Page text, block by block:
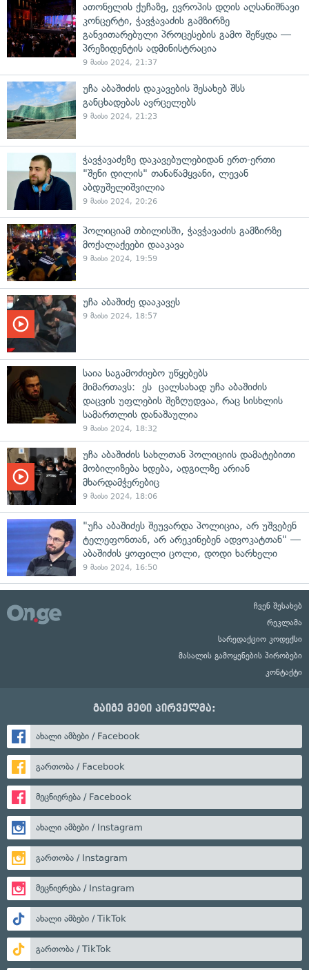
ათონელის ქუჩაზე, ევროპის დღის აღსანიშნავი
კონცერტი, ჭავჭავაძის გამზირზე
განვითარებული პროცესების გამო შეწყდა —
პრეზიდენტის ადმინისტრაცია
9 მაისი 2024, 21:37
უჩა აბაშიძის დაკავების შესახებ შსს
განცხადებას ავრცელებს
9 მაისი 2024, 21:23
ჭავჭავაძეზე დაკავებულებიდან ერთ-ერთი
"შენი დილის" თანაწამყვანი, ლევან
აბდუშელიშვილია
9 მაისი 2024, 20:26
პოლიციამ თბილისში, ჭავჭავაძის გამზირზე
მოქალაქეები დააკავა
9 მაისი 2024, 19:59
უჩა აბაშიძე დააკავეს
9 მაისი 2024, 18:57
საია საგამოძიებო უწყებებს
მიმართავს: ეს ცალსახად უჩა აბაშიძის
დაცვის უფლების შეზღუდვაა, რაც სისხლის
სამართლის დანაშაულია
9 მაისი 2024, 18:32
უჩა აბაშიძის სახლთან პოლიციის დამატებითი
მობილიზება ხდება, ადგილზე არიან
მხარდამჭერებიც
9 მაისი 2024, 18:06
"უჩა აბაშიძეს შეუვარდა პოლიცია, არ უშვებენ
ტელეფონთან, არ არეკინებენ ადვოკატთან" —
აბაშიძის ყოფილი ცოლი, დოდი ხარხელი
9 მაისი 2024, 16:50
ჩვენ შესახებ
რეკლამა
სარედაქციო კოდექსი
მასალის გამოყენების პირობები
კონტაქტი
გაიგე მეტი პირველმა:
ახალი ამბები / Facebook
გართობა / Facebook
მეცნიერება / Facebook
ახალი ამბები / Instagram
გართობა / Instagram
მეცნიერება / Instagram
ახალი ამბები / TikTok
გართობა / TikTok